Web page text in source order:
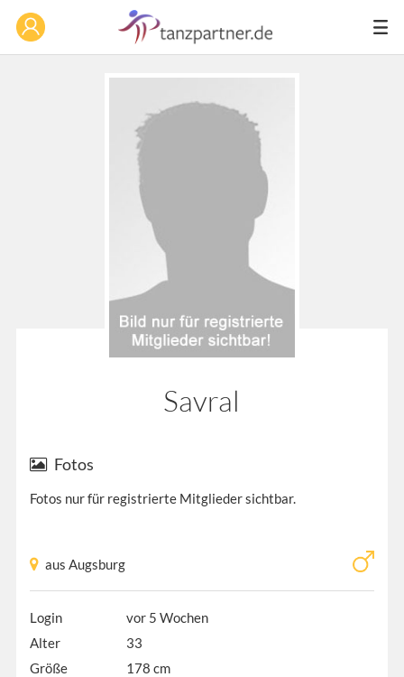
Savral
Fotos
Fotos nur für registrierte Mitglieder sichtbar.
aus Augsburg
Login
vor 5 Wochen
Alter
33
Größe
178 cm